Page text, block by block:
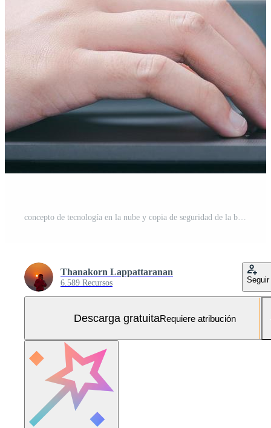
concepto de tecnología en la nube y copia de seguridad de la base de datos de privacidad a través de una red de comunicación altamente segura, mujer que usa una computadora portátil para administrar el sistema de datos de Internet inalámbrico en el almacenamiento. Foto Gratis
Thanakorn Lappattaranan
6.589 Recursos Seguir
Descarga gratuitaRequiere atribución